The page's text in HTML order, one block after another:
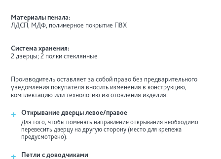
Материалы пенала:
ЛДСП, МДФ, полимерное покрытие ПВХ
Система хранения:
2 дверцы; 2 полки стеклянные
Производитель оставляет за собой право без предварительного
уведомления покупателя вносить изменения в конструкцию,
комплектацию или технологию изготовления изделия.
+ Открывание дверцы левое/правое
Для того, чтобы поменять направление открывания необходимо
перевесить дверцу на другую сторону (место для крепежа
предусмотрено).
+ Петли с доводчиками